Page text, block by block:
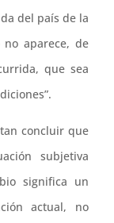
del país de la
aparece, de
que sea
concluir que
subjetiva
significa un
actual, no